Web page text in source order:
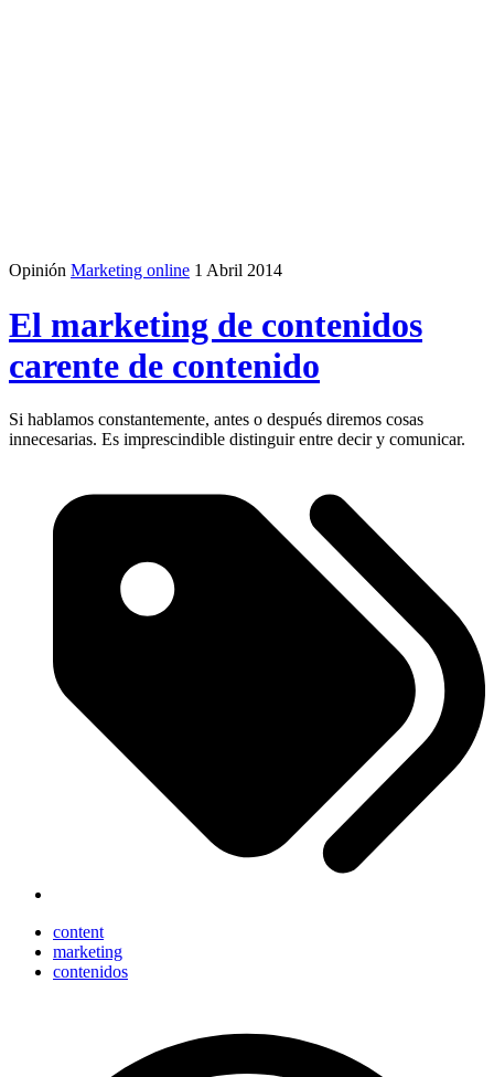
Opinión Marketing online 1 Abril 2014
El marketing de contenidos
carente de contenido
Si hablamos constantemente, antes o después diremos cosas
innecesarias. Es imprescindible distinguir entre decir y comunicar.
content
marketing
contenidos